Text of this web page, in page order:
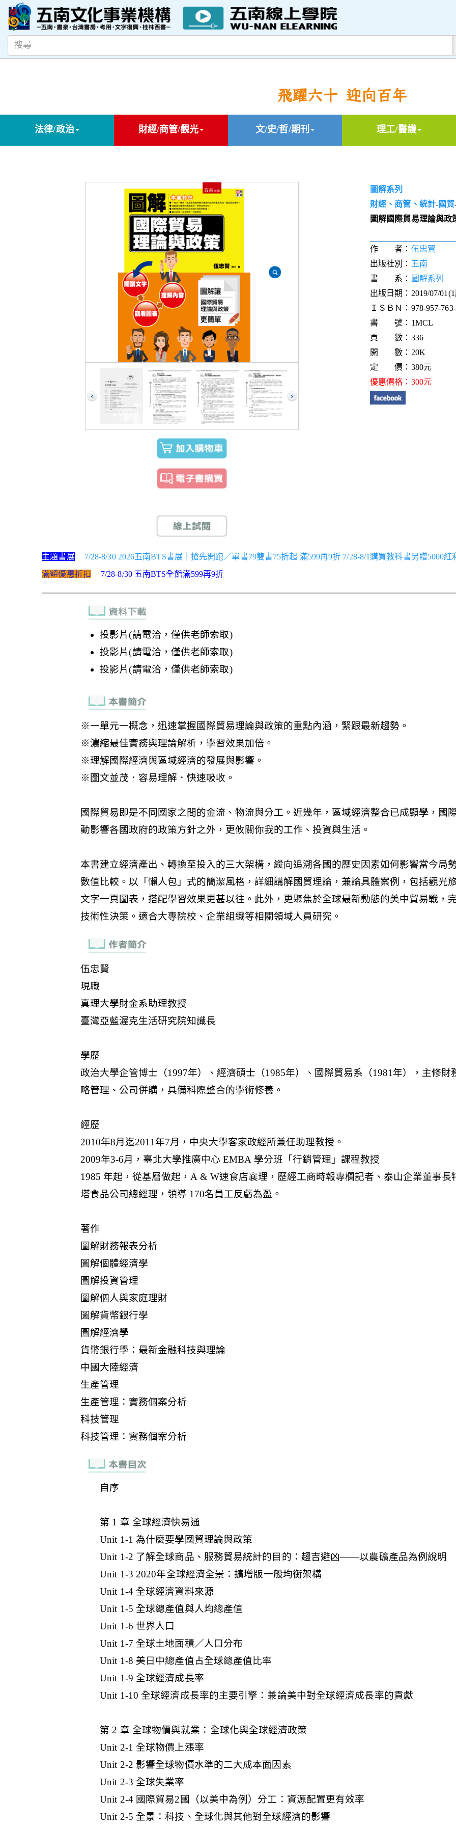
飛躍六十 迎向百年
法律/政治 財經/商管/觀光 文/史/哲/期刊 理工/醫護
圖解系列
財經、商管、統計-國貿
圖解國際貿易理論與政
作 者： 伍忠賢
出版社別： 五南
書 系： 圖解系列
出版日期：2019/07/
ＩＳＢＮ：978-957-
書 號：1MCL
頁 數：336
開 數：20K
定 價：380元
優惠價格：300元
主題書展
7/28-8/30 2026五南BTS書展｜搶先開跑／單書79雙書75折起 滿599再9折 7/28-8/1購買教科書另贈5000紅
滿額優惠折扣
7/28-8/30 五南BTS全館滿599再9折
投影片(請電洽，僅供老師索取)
投影片(請電洽，僅供老師索取)
投影片(請電洽，僅供老師索取)
自序
第 1 章 全球經濟快易通
Unit 1-1 為什麼要學國貿理論與政策
Unit 1-2 了解全球商品、服務貿易統計的目的：趨吉避凶——以農礦產品為例說明
Unit 1-3 2020年全球經濟全景：擴增版一般均衡架構
Unit 1-4 全球經濟資料來源
Unit 1-5 全球總產值與人均總產值
Unit 1-6 世界人口
Unit 1-7 全球土地面積／人口分布
Unit 1-8 美日中總產值占全球總產值比率
Unit 1-9 全球經濟成長率
Unit 1-10 全球經濟成長率的主要引擎：兼論美中對全球經濟成長率的貢獻
第 2 章 全球物價與就業：全球化與全球經濟政策
Unit 2-1 全球物價上漲率
Unit 2-2 影響全球物價水準的二大成本面因素
Unit 2-3 全球失業率
Unit 2-4 國際貿易2國（以美中為例）分工：資源配置更有效率
Unit 2-5 全景：科技、全球化與其他對全球經濟的影響